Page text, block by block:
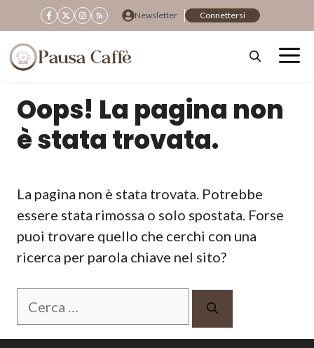
al
contenuto
Newsletter Connettersi
Oops! La pagina non
è stata trovata.
La pagina non è stata trovata. Potrebbe
essere stata rimossa o solo spostata. Forse
puoi trovare quello che cerchi con una
ricerca per parola chiave nel sito?
Ricerca